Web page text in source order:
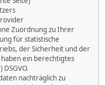
Zuordnung zu Ihrer
für statistische
der Sicherheit und der
ein berechtigtes
nachträglich zu